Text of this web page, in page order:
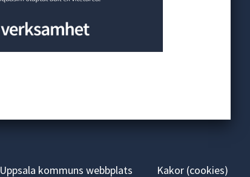
Uppsala kommuns webbplats Kakor (cookies)